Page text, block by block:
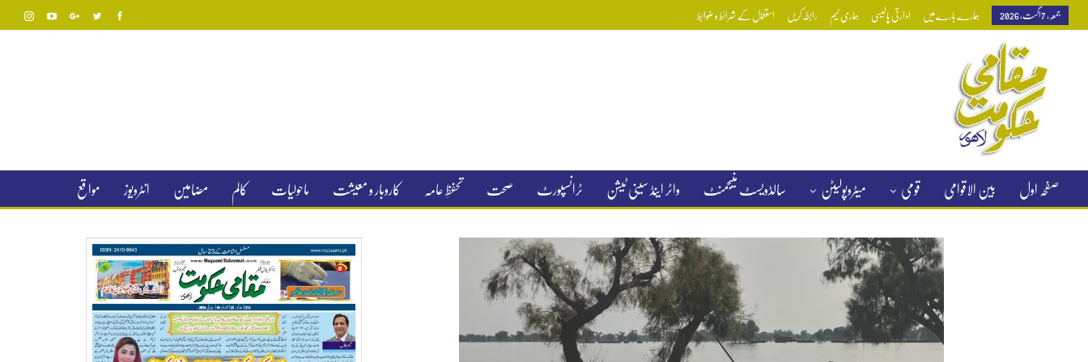
جمعہ, 7 اگست, 2026 ہمارے بارے میں ادارتی پالیسی ہماری ٹیم رابطہ کریں استعمال کے شرائط و ضوابط
صفحہ اول بین الاقوامی قومی میٹروپولیٹن سالڈویسٹ منیجمنٹ واٹر اینڈ سینی ٹیشن ٹرانسپورٹ صحت تحفظِ عامہ کاروبار و معیشت ماحولیات کالم مضامین انٹرویوز مواقع